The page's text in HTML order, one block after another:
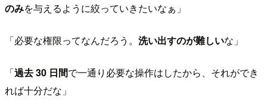
のみを与えるように絞っていきたいなぁ」
「必要な権限ってなんだろう。 洗い出すのが難しいな」
「過去 30 日間で一通り必要な操作はしたから、それができ
れば十分だな」